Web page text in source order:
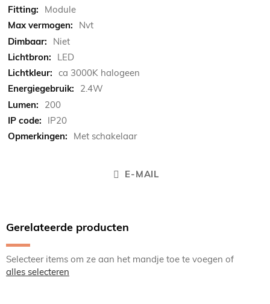
Module
Nvt
Niet
LED
ca 3000K halogeen
2.4W
200
IP20
Met schakelaar
E-MAIL
Gerelateerde producten
Selecteer items om ze aan het mandje toe te voegen of
alles selecteren